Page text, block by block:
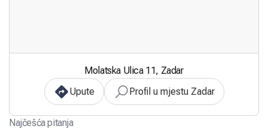
Molatska Ulica 11, Zadar
Upute
Profil u mjestu Zadar
Najčešća pitanja